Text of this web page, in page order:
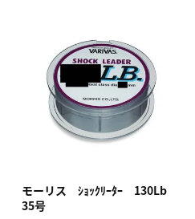
モーリス ｼｮｯｸﾘｰﾀｰ 130Lb
35号